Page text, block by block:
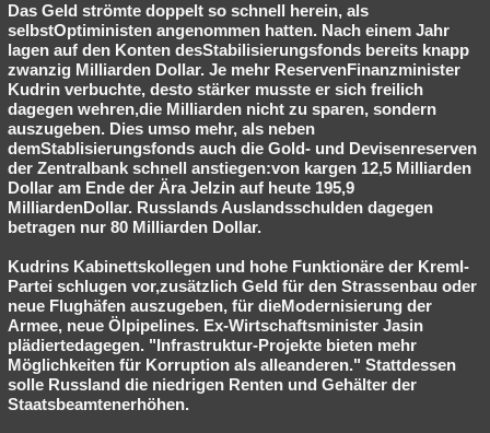
Das Geld strömte doppelt so schnell herein, als
selbstOptiministen angenommen hatten. Nach einem Jahr
lagen auf den Konten desStabilisierungsfonds bereits knapp
zwanzig Milliarden Dollar. Je mehr ReservenFinanzminister
Kudrin verbuchte, desto stärker musste er sich freilich
dagegen wehren,die Milliarden nicht zu sparen, sondern
auszugeben. Dies umso mehr, als neben
demStablisierungsfonds auch die Gold- und Devisenreserven
der Zentralbank schnell anstiegen:von kargen 12,5 Milliarden
Dollar am Ende der Ära Jelzin auf heute 195,9
MilliardenDollar. Russlands Auslandsschulden dagegen
betragen nur 80 Milliarden Dollar.
Kudrins Kabinettskollegen und hohe Funktionäre der Kreml-
Partei schlugen vor,zusätzlich Geld für den Strassenbau oder
neue Flughäfen auszugeben, für dieModernisierung der
Armee, neue Ölpipelines. Ex-Wirtschaftsminister Jasin
plädiertedagegen. "Infrastruktur-Projekte bieten mehr
Möglichkeiten für Korruption als alleanderen." Stattdessen
solle Russland die niedrigen Renten und Gehälter der
Staatsbeamtenerhöhen.